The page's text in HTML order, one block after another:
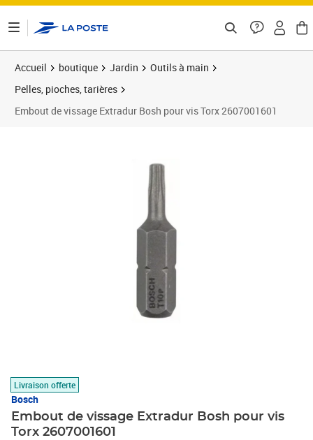
Accueil boutique Jardin
Outils à main
Pelles, pioches, tarières
Embout de vissage Extradur Bosh pour vis Torx 2607001601
Livraison offerte
Bosch
Embout de vissage Extradur Bosh pour vis
Torx 2607001601